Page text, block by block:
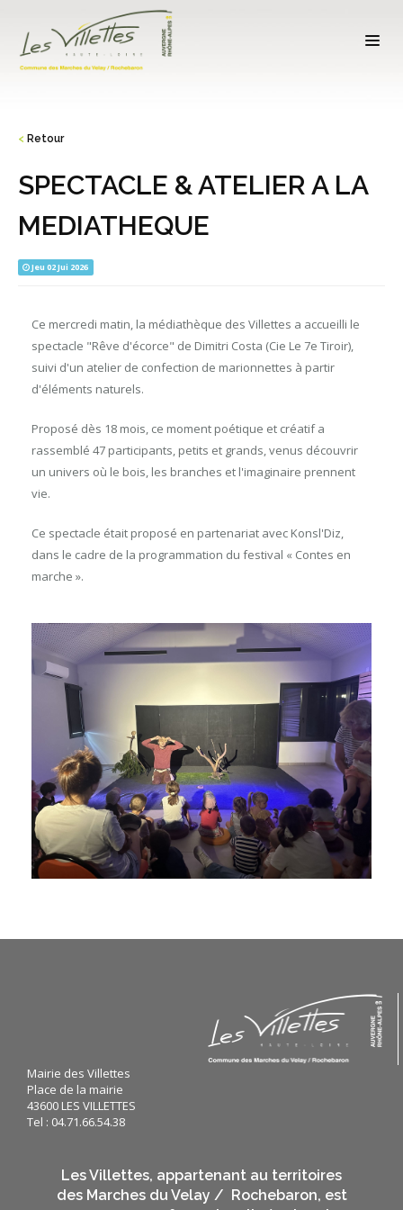
< Retour
SPECTACLE & ATELIER A LA
MEDIATHEQUE
Jeu 02 Jui 2026
Ce mercredi matin, la médiathèque des Villettes a accueilli le
spectacle "Rêve d'écorce" de Dimitri Costa (Cie Le 7e Tiroir),
suivi d'un atelier de confection de marionnettes à partir
d'éléments naturels.
Proposé dès 18 mois, ce moment poétique et créatif a
rassemblé 47 participants, petits et grands, venus découvrir
un univers où le bois, les branches et l'imaginaire prennent
vie.
Ce spectacle était proposé en partenariat avec Konsl'Diz,
dans le cadre de la programmation du festival « Contes en
marche ».
Mairie des Villettes
Place de la mairie
43600 LES VILLETTES
Tel : 04.71.66.54.38
Les Villettes, appartenant au territoires
des Marches du Velay / Rochebaron, est